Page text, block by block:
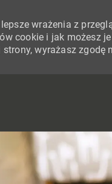
wrażenia z
cookie i jak możesz
wyrażasz zgodę